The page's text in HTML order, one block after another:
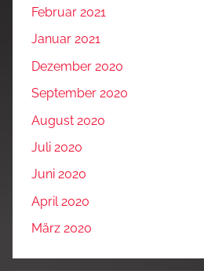
Februar 2021
Januar 2021
Dezember 2020
September 2020
August 2020
Juli 2020
Juni 2020
April 2020
März 2020